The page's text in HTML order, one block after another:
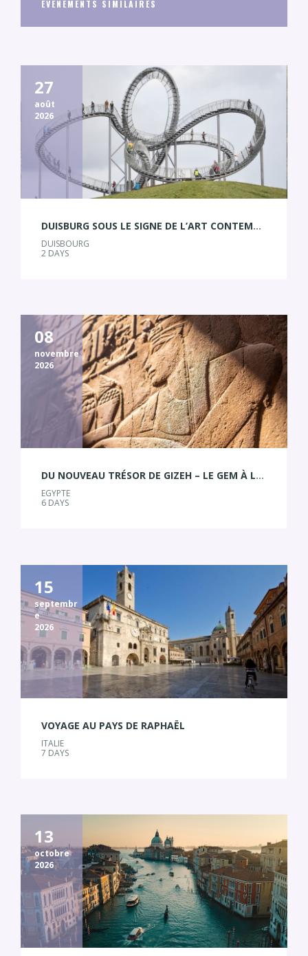
v
i
a
o
n
EVENEMENTS SIMILAIRES
27
août
2026
DUISBURG SOUS LE SIGNE DE L’ART CONTEMPORAIN
DUISBOURG
2 DAYS
08
novembre
2026
DU NOUVEAU TRÉSOR DE GIZEH – LE GEM À LA PERLE D’ALEXANDRIE
EGYPTE
6 DAYS
15
septembr
e
2026
VOYAGE AU PAYS DE RAPHAËL
ITALIE
7 DAYS
13
octobre
2026